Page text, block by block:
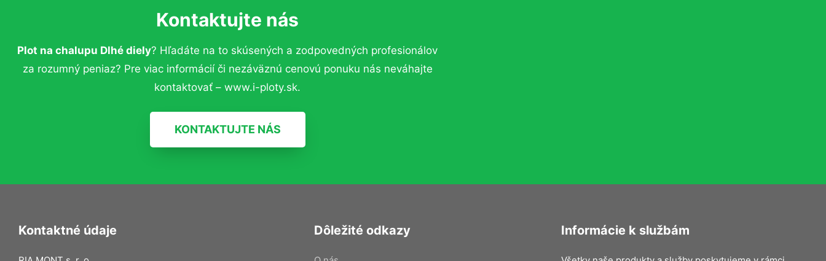
Kontaktujte nás
Plot na chalupu Dlhé diely? Hľadáte na to skúsených a zodpovedných profesionálov
za rozumný peniaz? Pre viac informácií či nezáväznú cenovú ponuku nás neváhajte
kontaktovať – www.i-ploty.sk.
KONTAKTUJTE NÁS
Kontaktné údaje Dôležité odkazy Informácie k službám